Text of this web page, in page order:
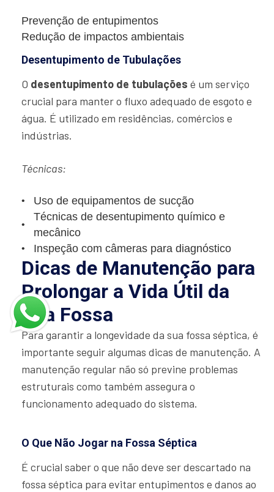
Prevenção de entupimentos
Redução de impactos ambientais
Desentupimento de Tubulações
O desentupimento de tubulações é um serviço
crucial para manter o fluxo adequado de esgoto e
água. É utilizado em residências, comércios e
indústrias.
Técnicas:
Uso de equipamentos de sucção
Técnicas de desentupimento químico e
mecânico
Inspeção com câmeras para diagnóstico
Dicas de Manutenção para
Prolongar a Vida Útil da
Sua Fossa
Para garantir a longevidade da sua fossa séptica, é
importante seguir algumas dicas de manutenção. A
manutenção regular não só previne problemas
estruturais como também assegura o
funcionamento adequado do sistema.
O Que Não Jogar na Fossa Séptica
É crucial saber o que não deve ser descartado na
fossa séptica para evitar entupimentos e danos ao